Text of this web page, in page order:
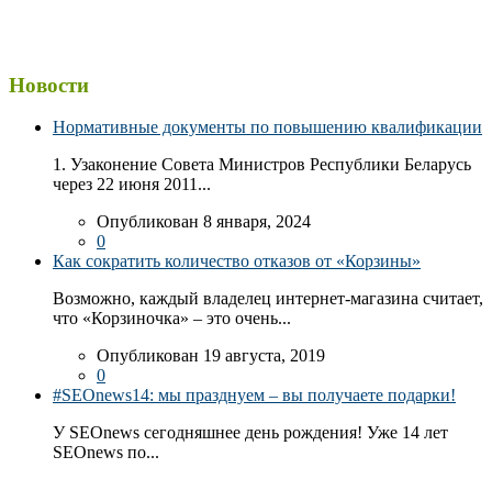
Новости
Нормативные документы по повышению квалификации
1. Узаконение Совета Министров Республики Беларусь
через 22 июня 2011...
Опубликован 8 января, 2024
0
Как сократить количество отказов от «Корзины»
Возможно, каждый владелец интернет-магазина считает,
что «Корзиночка» – это очень...
Опубликован 19 августа, 2019
0
#SEOnews14: мы празднуем – вы получаете подарки!
У SEOnews сегодняшнее день рождения! Уже 14 лет
SEOnews по...